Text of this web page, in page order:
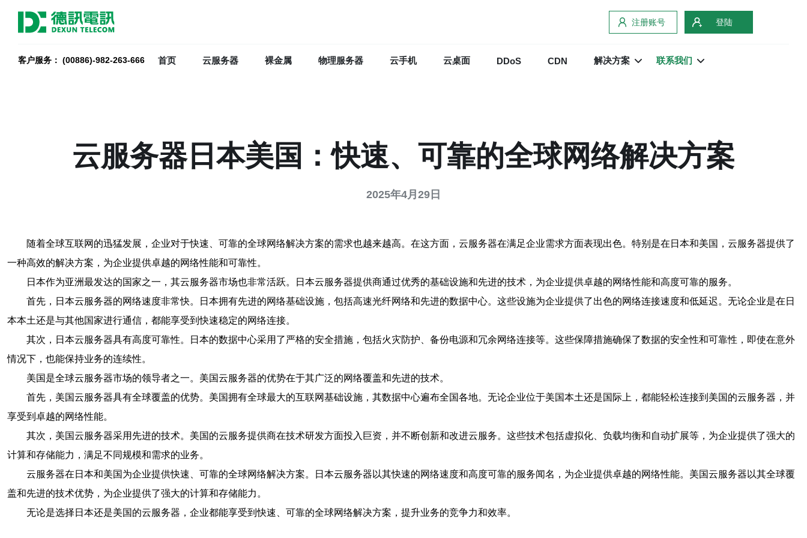
注册账号 登陆
客户服务： (00886)-982-263-666 首页 云服务器 裸金属 物理服务器 云手机 云桌面 DDoS CDN 解决方案 联系我们
云服务器日本美国：快速、可靠的全球网络解决方案
2025年4月29日
随着全球互联网的迅猛发展，企业对于快速、可靠的全球网络解决方案的需求也越来越高。在这方面，云服务器在满足企业需求方面表现出色。特别是在日本和美国，云服务器提供了
一种高效的解决方案，为企业提供卓越的网络性能和可靠性。
日本作为亚洲最发达的国家之一，其云服务器市场也非常活跃。日本云服务器提供商通过优秀的基础设施和先进的技术，为企业提供卓越的网络性能和高度可靠的服务。
首先，日本云服务器的网络速度非常快。日本拥有先进的网络基础设施，包括高速光纤网络和先进的数据中心。这些设施为企业提供了出色的网络连接速度和低延迟。无论企业是在日
本本土还是与其他国家进行通信，都能享受到快速稳定的网络连接。
其次，日本云服务器具有高度可靠性。日本的数据中心采用了严格的安全措施，包括火灾防护、备份电源和冗余网络连接等。这些保障措施确保了数据的安全性和可靠性，即使在意外
情况下，也能保持业务的连续性。
美国是全球云服务器市场的领导者之一。美国云服务器的优势在于其广泛的网络覆盖和先进的技术。
首先，美国云服务器具有全球覆盖的优势。美国拥有全球最大的互联网基础设施，其数据中心遍布全国各地。无论企业位于美国本土还是国际上，都能轻松连接到美国的云服务器，并
享受到卓越的网络性能。
其次，美国云服务器采用先进的技术。美国的云服务提供商在技术研发方面投入巨资，并不断创新和改进云服务。这些技术包括虚拟化、负载均衡和自动扩展等，为企业提供了强大的
计算和存储能力，满足不同规模和需求的业务。
云服务器在日本和美国为企业提供快速、可靠的全球网络解决方案。日本云服务器以其快速的网络速度和高度可靠的服务闻名，为企业提供卓越的网络性能。美国云服务器以其全球覆
盖和先进的技术优势，为企业提供了强大的计算和存储能力。
无论是选择日本还是美国的云服务器，企业都能享受到快速、可靠的全球网络解决方案，提升业务的竞争力和效率。